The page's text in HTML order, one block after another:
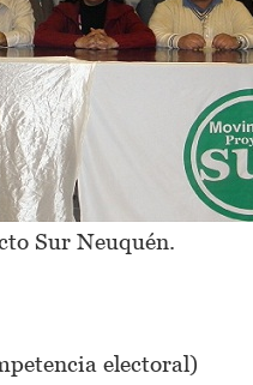
Sur Neuquén.
electoral)